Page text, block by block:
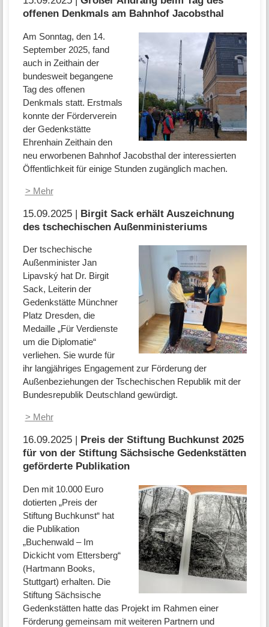
offenen Denkmals am Bahnhof Jacobsthal
Am Sonntag, den 14.
September 2025, fand
auch in Zeithain der
bundesweit begangene
Tag des offenen
Denkmals statt. Erstmals
konnte der Förderverein
der Gedenkstätte
Ehrenhain Zeithain den
neu erworbenen Bahnhof Jacobsthal der interessierten
Öffentlichkeit für einige Stunden zugänglich machen.
> Mehr
15.09.2025 | Birgit Sack erhält Auszeichnung
des tschechischen Außenministeriums
Der tschechische
Außenminister Jan
Lipavský hat Dr. Birgit
Sack, Leiterin der
Gedenkstätte Münchner
Platz Dresden, die
Medaille „Für Verdienste
um die Diplomatie“
verliehen. Sie wurde für
ihr langjähriges Engagement zur Förderung der
Außenbeziehungen der Tschechischen Republik mit der
Bundesrepublik Deutschland gewürdigt.
> Mehr
16.09.2025 | Preis der Stiftung Buchkunst 2025
für von der Stiftung Sächsische Gedenkstätten
geförderte Publikation
Den mit 10.000 Euro
dotierten „Preis der
Stiftung Buchkunst“ hat
die Publikation
„Buchenwald – Im
Dickicht vom Ettersberg“
(Hartmann Books,
Stuttgart) erhalten. Die
Stiftung Sächsische
Gedenkstätten hatte das Projekt im Rahmen einer
Förderung gemeinsam mit weiteren Partnern und